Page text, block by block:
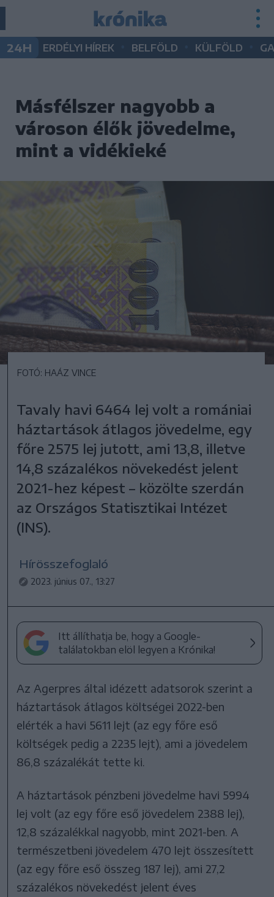
24H ERDÉLYI HÍREK BELFÖLD KÜLFÖLD
Másfélszer nagyobb a
városon élők jövedelme,
mint a vidékieké
FOTÓ: HAÁZ VINCE
Tavaly havi 6464 lej volt a romániai
háztartások átlagos jövedelme, egy
főre 2575 lej jutott, ami 13,8, illetve
14,8 százalékos növekedést jelent
2021-hez képest – közölte szerdán
az Országos Statisztikai Intézet
(INS).
Hírösszefoglaló
2023. június 07., 13:27
Itt állíthatja be, hogy a Google-
találatokban elöl legyen a Krónika!
Az Agerpres által idézett adatsorok szerint a
háztartások átlagos költségei 2022-ben
elérték a havi 5611 lejt (az egy főre eső
költségek pedig a 2235 lejt), ami a jövedelem
86,8 százalékát tette ki.
A háztartások pénzbeni jövedelme havi 5994
lej volt (az egy főre eső jövedelem 2388 lej),
12,8 százalékkal nagyobb, mint 2021-ben. A
természetbeni jövedelem 470 lejt összesített
(az egy főre eső összeg 187 lej), ami 27,2
százalékos növekedést jelent éves